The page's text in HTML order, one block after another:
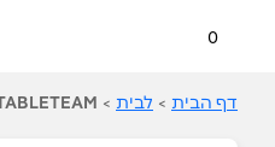
0
דף הבית > לבית >